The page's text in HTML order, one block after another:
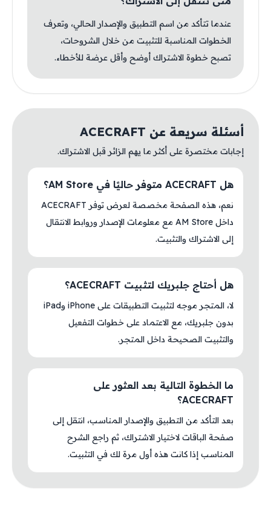
عندما تتأكد من اسم التطبيق والإصدار الحالي، وتعرف
الخطوات المناسبة للتثبيت من خلال الشروحات،
تصبح خطوة الاشتراك أوضح وأقل عرضة للأخطاء.
أسئلة سريعة عن ACECRAFT
إجابات مختصرة على أكثر ما يهم الزائر قبل الاشتراك.
هل ACECRAFT متوفر حاليًا في AM Store؟
نعم، هذه الصفحة مخصصة لعرض توفر ACECRAFT
داخل AM Store مع معلومات الإصدار وروابط الانتقال
إلى الاشتراك والتثبيت.
هل أحتاج جلبريك لتثبيت ACECRAFT؟
لا، المتجر موجه لتثبيت التطبيقات على iPhone وiPad
بدون جلبريك، مع الاعتماد على خطوات التفعيل
والتثبيت الصحيحة داخل المتجر.
ما الخطوة التالية بعد العثور على
ACECRAFT؟
بعد التأكد من التطبيق والإصدار المناسب، انتقل إلى
صفحة الباقات لاختيار الاشتراك، ثم راجع الشرح
المناسب إذا كانت هذه أول مرة لك في التثبيت.